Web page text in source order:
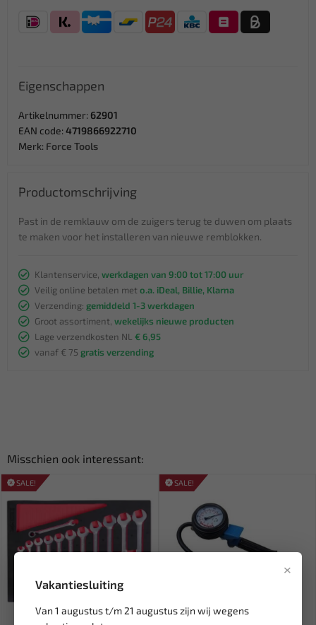
×
Vakantiesluiting
Van 1 augustus t/m 21 augustus zijn wij wegens
Eigenschappen
Artikelnummer: 62901
EAN code: 4719866922710
Merk: Force Tools
Productomschrijving
Past in de remklauw om de zuigers terug te duwen om plaats
te maken voor het installeren van nieuwe remblokken.
Klantenservice, werkdagen van 9:00 tot 17:00 uur
Veilig online betalen met o.a. iDeal, Billie, Klarna
Verzending: gemiddeld 1-3 werkdagen
Groot assortiment, wekelijks nieuwe producten
Lage verzendkosten NL € 6,95
vanaf € 75 gratis verzending
Misschien ook interessant:
SALE!
Leverbaar
SALE!